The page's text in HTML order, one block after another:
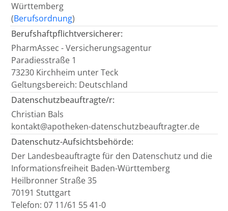
Württemberg
(Berufsordnung)
Berufshaftpflichtversicherer:
PharmAssec - Versicherungsagentur
Paradiesstraße 1
73230 Kirchheim unter Teck
Geltungsbereich: Deutschland
Datenschutzbeauftragte/r:
Christian Bals
kontakt@apotheken-datenschutzbeauftragter.de
Datenschutz-Aufsichtsbehörde:
Der Landesbeauftragte für den Datenschutz und die
Informationsfreiheit Baden-Württemberg
Heilbronner Straße 35
70191 Stuttgart
Telefon: 07 11/61 55 41-0